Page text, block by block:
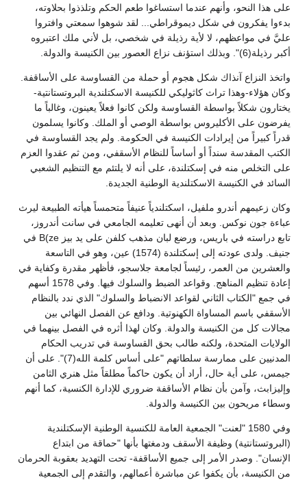
على هذا النحو، وأنهم عندما استساغوا طعم الحكم وتلذذوا بحلاوته،
بدءوا يفكرون في شكل ديموقراطي... لقد شوهوا سمعتي وافتروا
عليَّ في مواعظهم، لا لأية رذيلة في شخصي، بل لأني ملك اعتبروه
أكبر رذيلة(6)". وبذلك استؤنف نزاع العصور بين الكنيسة والدولة.
واتخذ النزاع آنذاك شكل هجوم أو حملة من القساوسة على الأساقفة.
وكان هؤلاء-وهذا تراث كاثوليكي للكنيسة الاسكتلندية البروتستانتية-
يختارون شكلاً بواسطة القساوسة ولكن كانوا فعلاً يعينون، وغالباً ما
يفرضون على الأكليروس بواسطة الوصي أو الملك. وكانوا يسلمون
قدراً كبيراً من إيرادات الكنيسة في الحكومة. ولم يجد القساوسة في
الكتب المقدسة سنداً أو أساساً للنظام الأسقفي، ومن ثم عقدوا العزم
على التخلص منه في إسكتلندة، على أنه لا يلتئم مع التنظيم الشعبي
السائد في الكنيسة الاسكتلندية الوطنية الجديدة.
وكان زعيمهم أندرو ملفيل، اسكتلندياً عنيفاً متحمساً هيأته الطبيعة ليرث
عباءة جون نوكس. وبعد أن أنهى تعليمه الجامعي في سانت أندروز،
تابع دراسته في باريس، ورضع لبان مذهب كلفن على يد بيز B(ze في
جنيف. ولدى عودته إلى إسكتلندة (1574) عين، وهو في التاسعة
والعشرين من العمر، رئيساً لجامعة جلاسجو، فأظهر مقدرة وكفاية في
إعادة تنظيم المناهج. وقواعد الضبط والسلوك فيها. وفي 1578 أسهم
في جمع "الكتاب الثاني لقواعد الانضباط والسلوك" الذي ندد بالنظام
الأسقفي باسم المساواة الكهنوتية. ودافع عن الفصل النهائي بين
مجالات كل من الكنيسة والدولة. وكان لهذا أثره في الفصل بينهما في
الولايات المتحدة، ولكنه طالب بحق القساوسة في تدريب الحكام
المدنيين على ممارسة سلطاتهم "على أساس كلمة الله(7)". على أن
جيمس، على أية حال، أراد أن يكون حاكماً مطلقاً مثل هنري الثامن
وإليزابث، وآمن بأن نظام الأساقفة ضروري للإدارة الكنسية، كما أنهم
وسطاء مريحون بين الكنيسة والدولة.
وفي 1580 "لعنت" الجمعية العامة للكنسية الوطنية الإسكتلندية
(البروتستانتية) وظيفة الأسقف ودمغتها بأنها "حماقة من ابتداع
الإنسان". وصدر الأمر إلى جميع الأساقفة- تحت التهديد بعقوبة الحرمان
من الكنيسة، بأن يكفوا عن مباشرة أعمالهم، والتقدم إلى الجمعية